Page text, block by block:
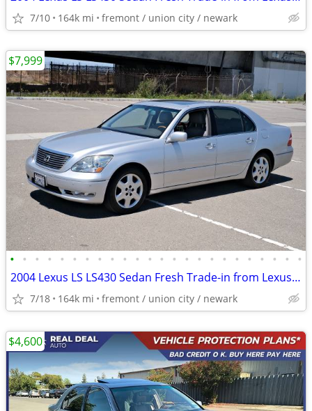
7/10 164k mi fremont / union city / newark
• • • • • • • • • • • • • • • • • • • • • • • •
2004 Lexus LS LS430 Sedan Fresh Trade-in from Lexus Dealer Clean Title
7/18 164k mi fremont / union city / newark
$7,999
$4,600